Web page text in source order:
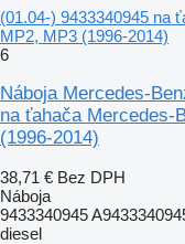
(01.04-) 9433340945 na
MP2, MP3 (1996-2014)
6
Náboja Mercedes-
na ťahača Mercedes-
(1996-2014)
38,71 € Bez DPH
Náboja
9433340945
diesel